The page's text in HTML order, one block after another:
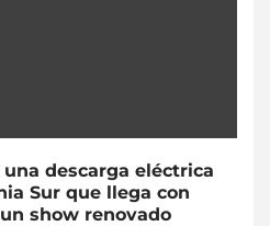
una descarga eléctrica
Sur que llega con
show renovado